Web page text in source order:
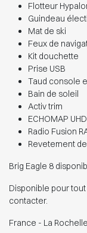
Flotteur
Guindeau
Mat de ski
Feux de
Kit douchette
Prise USB
Taud console
Bain de soleil
Activ trim
ECHOMAP
Radio Fusion
Revetement
Brig Eagle 8
Disponible pour
contacter.
France - La